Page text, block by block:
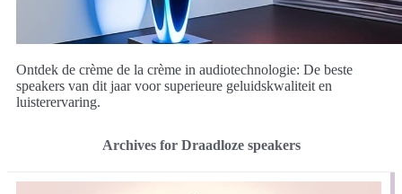
Ontdek de crème de la crème in audiotechnologie: De beste
speakers van dit jaar voor superieure geluidskwaliteit en
luisterervaring.
Archives for Draadloze speakers